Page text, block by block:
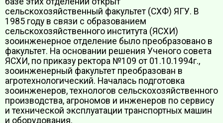
сельскохозяйственный факультет (СХФ) ЯГУ. В
1985 году в связи с образованием
сельскохозяйственного института (ЯСХИ)
зооинженерное отделение было преобразовано в
факультет. На основании решения Ученого совета
ЯСХИ, по приказу ректора №109 от 01.10.1994г.,
зооинженерный факультет преобразован в
агротехнологический. Началась подготовка
зооинженеров, технологов сельскохозяйственного
производства, агрономов и инженеров по сервису
и технической эксплуатации транспортных машин
и оборудования.